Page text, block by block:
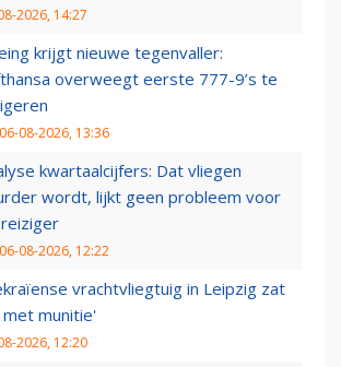
2026, 14:27
krijgt nieuwe tegenvaller:
overweegt eerste 777-9’s te
06-08-2026, 13:36
kwartaalcijfers: Dat vliegen
wordt, lijkt geen probleem voor
06-08-2026, 12:22
vrachtvliegtuig in Leipzig zat
munitie'
2026, 12:20